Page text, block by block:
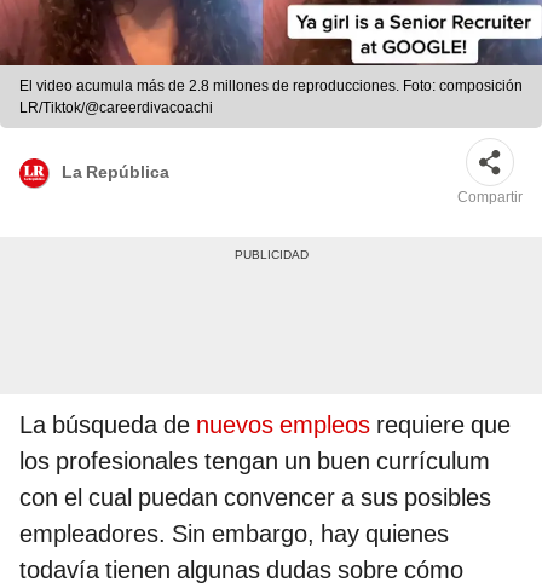
El video acumula más de 2.8 millones de reproducciones. Foto: composición
LR/Tiktok/@careerdivacoachi
La República
Compartir
La búsqueda de nuevos empleos requiere que
los profesionales tengan un buen currículum
con el cual puedan convencer a sus posibles
empleadores. Sin embargo, hay quienes
todavía tienen algunas dudas sobre cómo